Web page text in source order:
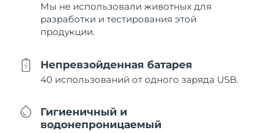
Мы не использовали животных для
разработки и тестирования этой
продукции.
Непревзойденная батарея
40 использований от одного заряда USB.
Гигиеничный и
водонепроницаемый